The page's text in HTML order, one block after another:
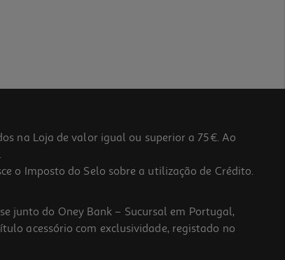
na Loja de valor igual ou superior a 75€. Ao
.
o Imposto do Selo sobre a utilização de Crédito.
junto do Oney Bank – Sucursal em Portugal,
acessório com exclusividade, registado no